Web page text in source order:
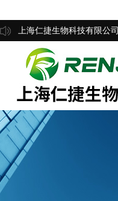
上海仁捷生物科技有限公司